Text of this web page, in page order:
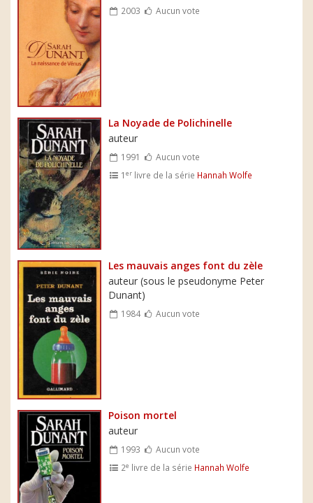
2003 Aucun vote
La Noyade de Polichinelle
auteur
1991
Aucun vote
1er livre de la série Hannah Wolfe
Les mauvais anges font du zèle
auteur (sous le pseudonyme Peter
Dunant)
1984 Aucun vote
Poison mortel
auteur
1993
Aucun vote
2e livre de la série Hannah Wolfe